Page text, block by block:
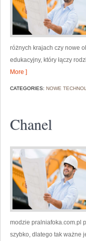
różnych krajach czy nowe
edukacyjny, który łączy
More ]
CATEGORIES: NOWE
Chanel
modzie pralniafoka.com.pl
szybko, dlatego tak ważne